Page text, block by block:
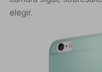
elegir.